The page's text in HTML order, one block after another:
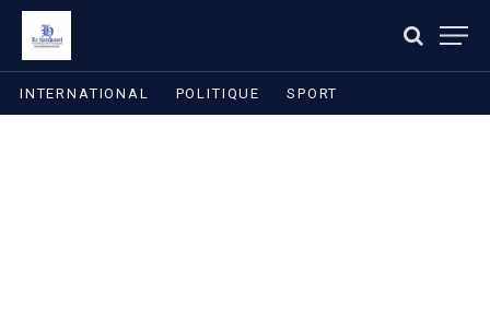
INTERNATIONAL POLITIQUE SPORT